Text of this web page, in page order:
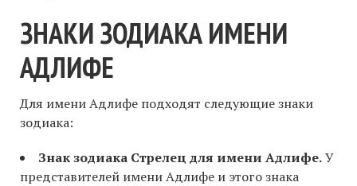
ЗНАКИ ЗОДИАКА ИМЕНИ
АДЛИФЕ
Для имени Адлифе подходят следующие знаки
зодиака:
Знак зодиака Стрелец для имени Адлифе.У
представителей имени Адлифе и этого знака